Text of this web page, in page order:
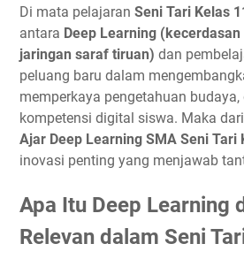
Di mata pelajaran Seni Tari Kelas
antara Deep Learning
jaringan saraf tiruan) dan
peluang baru dalam
memperkaya pengetahuan
kompetensi digital siswa. Maka
Ajar Deep Learning SMA Seni Tari
inovasi penting yang menjawab
Apa Itu Deep Learning
Relevan dalam Seni